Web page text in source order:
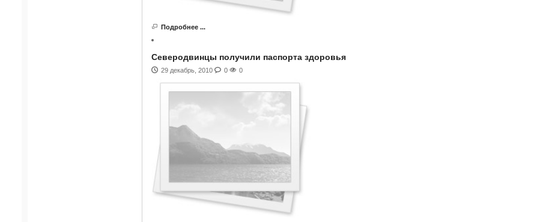
Подробнее ...
Северодвинцы получили паспорта здоровья
29 декабрь, 2010 0 0